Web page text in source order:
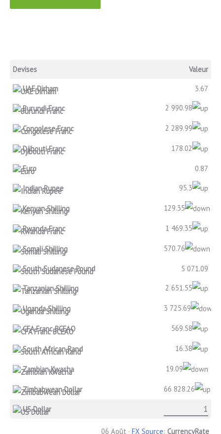
Devises Valeur
UAE Dirham 3.67
Burundi Franc 2 990.98
Congolese Franc 2 289.99
Djibouti Franc 178.02
Euro 0.87
Indian Rupee 95.3
Kenyan Shilling 129.35
Rwanda Franc 1 469.35
Somali Shilling 570.76
South Sudanese Pound 5 071.09
Tanzanian Shilling 2 651.55
Uganda Shilling 3 725.69
CFA Franc BCEAO 569.58
South African Rand 16.38
Zambian Kwacha 19.09
Zimbabwean Dollar 66 828.26
US Dollar
06 Août · FX Source: CurrencyRate